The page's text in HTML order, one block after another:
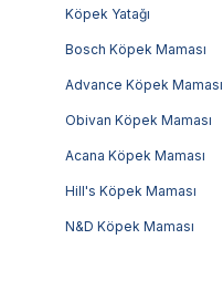
Köpek Yatağı
Bosch Köpek Maması
Advance Köpek Maması
Obivan Köpek Maması
Acana Köpek Maması
Hill's Köpek Maması
N&D Köpek Maması